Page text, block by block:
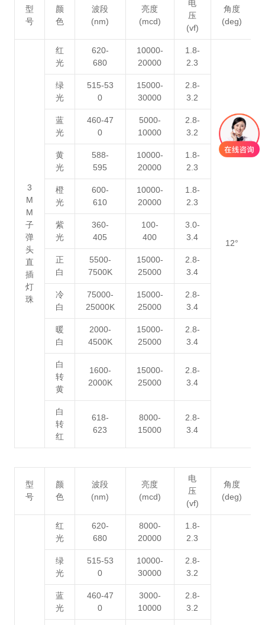
型
号
颜
色
波段
(nm)
亮度
(mcd)
电
压
(vf)
角度
(deg)
3
M
M
子
弹
头
直
插
灯
珠
红
光
620-
680
10000-
20000
1.8-
2.3
12°
绿
光
515-53
0
15000-
30000
2.8-
3.2
蓝
光
460-47
0
5000-
10000
2.8-
3.2
黄
光
588-
595
10000-
20000
1.8-
2.3
橙
光
600-
610
10000-
20000
1.8-
2.3
紫
光
360-
405
100-
400
3.0-
3.4
正
白
5500-
7500K
15000-
25000
2.8-
3.4
冷
白
75000-
25000K
15000-
25000
2.8-
3.4
暖
白
2000-
4500K
15000-
25000
2.8-
3.4
白
转
黄
1600-
2000K
15000-
25000
2.8-
3.4
白
转
红
618-
623
8000-
15000
2.8-
3.4
型
号
颜
色
波段
(nm)
亮度
(mcd)
电
压
(vf)
角度
(deg)
红
光
620-
680
8000-
20000
1.8-
2.3
绿
光
515-53
0
10000-
30000
2.8-
3.2
蓝
光
460-47
0
3000-
10000
2.8-
3.2